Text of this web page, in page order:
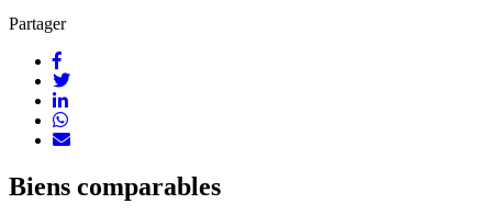
Partager
Biens comparables